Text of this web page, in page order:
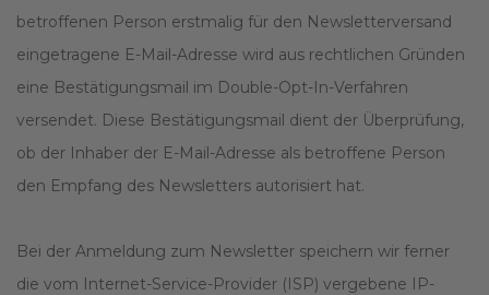
betroffenen Person erstmalig für den Newsletterversand
eingetragene E-Mail-Adresse wird aus rechtlichen Gründen
eine Bestätigungsmail im Double-Opt-In-Verfahren
versendet. Diese Bestätigungsmail dient der Überprüfung,
ob der Inhaber der E-Mail-Adresse als betroffene Person
den Empfang des Newsletters autorisiert hat.
Bei der Anmeldung zum Newsletter speichern wir ferner
die vom Internet-Service-Provider (ISP) vergebene IP-